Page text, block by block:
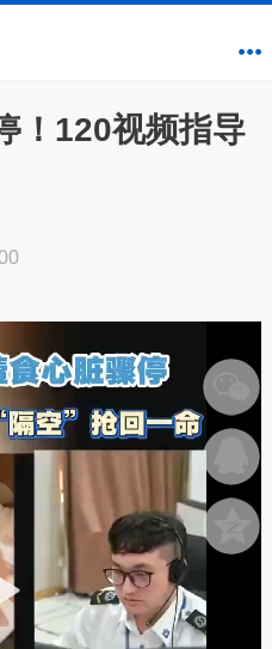
！120视频指导